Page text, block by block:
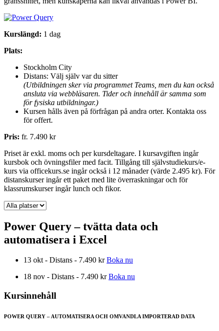
Kurslängd: 1 dag
Plats:
Stockholm City
Distans: Välj själv var du sitter
(Utbildningen sker via programmet Teams, men du kan också
ansluta via webbläsaren. Tider och innehåll är samma som
för fysiska utbildningar.)
Kursen hålls även på förfrågan på andra orter. Kontakta oss
för offert.
Pris: fr. 7.490 kr
Priset är exkl. moms och per kursdeltagare. I kursavgiften ingår
kursbok och övningsfiler med facit. Tillgång till självstudiekurs/e-
kurs via officekurs.se ingår också i 12 månader (värde 2.495 kr). För
distanskurser ingår ett paket med lite överraskningar och för
klassrumskurser ingår lunch och fikor.
Power Query – tvätta data och
automatisera i Excel
13 okt - Distans - 7.490 krBoka nu
18 nov - Distans - 7.490 krBoka nu
Kursinnehåll
POWER QUERY – AUTOMATISERA OCH OMVANDLA IMPORTERAD DATA